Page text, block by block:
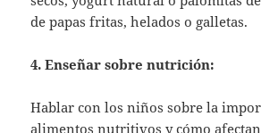
de papas fritas, helados o galletas.
4. Enseñar sobre nutrición:
Hablar con los niños sobre la
alimentos nutritivos y cómo